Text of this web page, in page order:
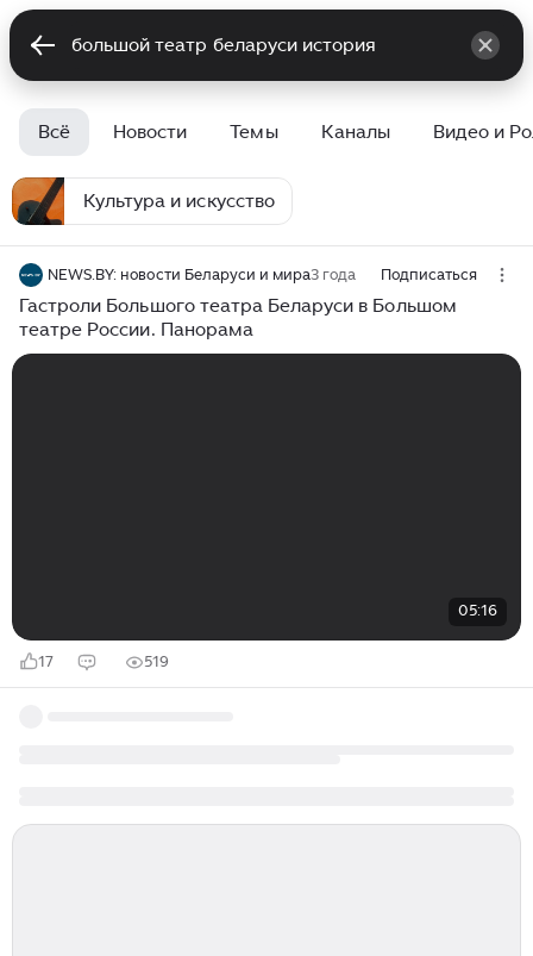
Всё Новости Темы Каналы Видео и
Культура и искусство
NEWS.BY: новости Беларуси и мира3 года Подписаться
Гастроли Большого театра Беларуси в Большом
театре России. Панорама
05:16
17 519